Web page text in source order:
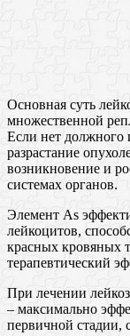
Основная суть
множественной
Если нет должного
разрастание
возникновение и
системах органов.
Элемент As
лейкоцитов,
красных кровяных
терапевтический
При лечении
– максимально
первичной стадии,